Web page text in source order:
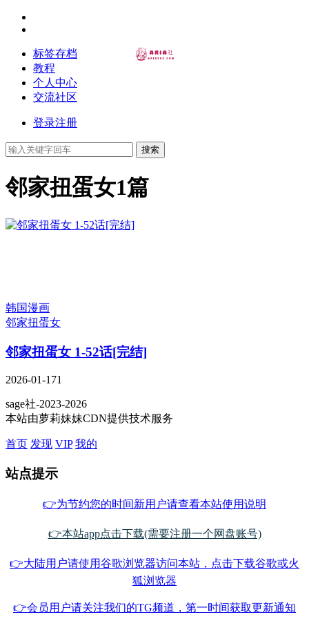
标签存档
教程
个人中心
交流社区
登录注册
搜索
邻家扭蛋女1篇
韩国漫画
邻家扭蛋女
邻家扭蛋女 1-52话[完结]
2026-01-171
sage社-2023-2026
本站由萝莉妹妹CDN提供技术服务
首页 发现 VIP 我的
站点提示
👉为节约您的时间新用户请查看本站使用说明
👉本站app点击下载(需要注册一个网盘账号)
👉大陆用户请使用谷歌浏览器访问本站，点击下载谷歌或火
狐浏览器
👉会员用户请关注我们的TG频道，第一时间获取更新通知